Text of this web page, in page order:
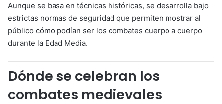
Aunque se basa en técnicas históricas, se desarrolla bajo
estrictas normas de seguridad que permiten mostrar al
público cómo podían ser los combates cuerpo a cuerpo
durante la Edad Media.
Dónde se celebran los
combates medievales